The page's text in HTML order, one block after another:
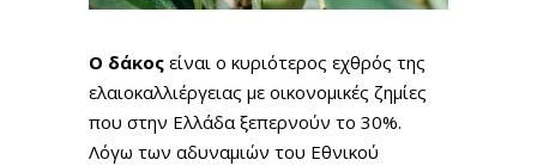
Ο δάκος είναι ο κυριότερος εχθρός της
ελαιοκαλλιέργειας με οικονομικές ζημίες
που στην Ελλάδα ξεπερνούν το 30%.
Λόγω των αδυναμιών του Εθνικού